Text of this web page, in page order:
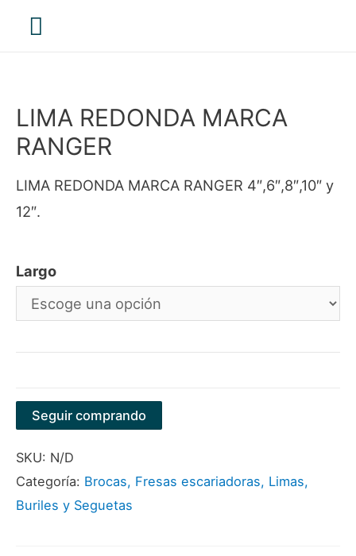
Menú
LIMA REDONDA MARCA
RANGER
LIMA REDONDA MARCA RANGER 4″,6″,8″,10″ y
12″.
Largo
Seguir comprando
SKU: N/D
Categoría: Brocas, Fresas escariadoras, Limas,
Buriles y Seguetas